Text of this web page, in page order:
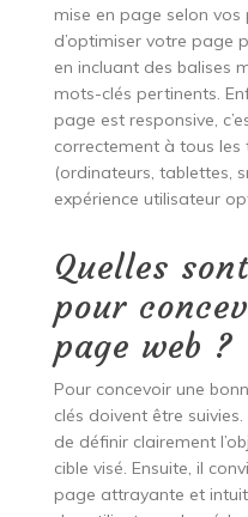
mise en page selon vos
d’optimiser votre page
en incluant des balises
mots-clés pertinents.
page est responsive,
correctement à tous les
(ordinateurs, tablettes,
expérience utilisateur
Quelles
pour
page web ?
Pour concevoir une
clés doivent être
de définir clairement
cible visé. Ensuite, il
page attrayante et